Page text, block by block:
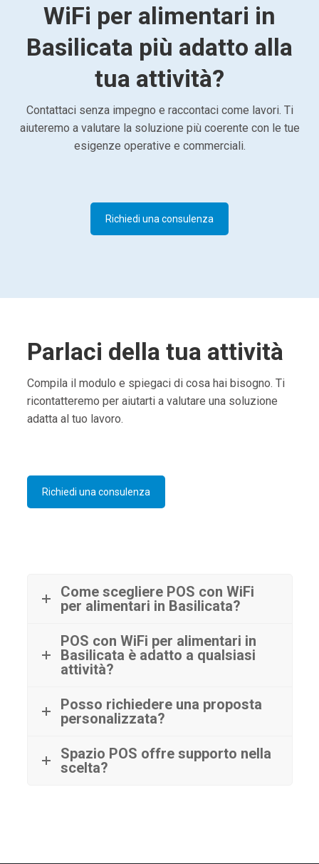
WiFi per alimentari in
Basilicata più adatto alla
tua attività?
Contattaci senza impegno e raccontaci come lavori. Ti
aiuteremo a valutare la soluzione più coerente con le tue
esigenze operative e commerciali.
Richiedi una consulenza
Parlaci della tua attività
Compila il modulo e spiegaci di cosa hai bisogno. Ti
ricontatteremo per aiutarti a valutare una soluzione
adatta al tuo lavoro.
Richiedi una consulenza
Come scegliere POS con WiFi
per alimentari in Basilicata?
POS con WiFi per alimentari in
Basilicata è adatto a qualsiasi
attività?
Posso richiedere una proposta
personalizzata?
Spazio POS offre supporto nella
scelta?